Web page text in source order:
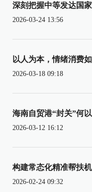
深刻把握中等发达国
2026-03-24 13:56
以人为本，情绪消费
2026-03-18 09:18
海南自贸港“封关”何
2026-03-12 16:12
构建常态化精准帮扶
2026-02-24 09:32